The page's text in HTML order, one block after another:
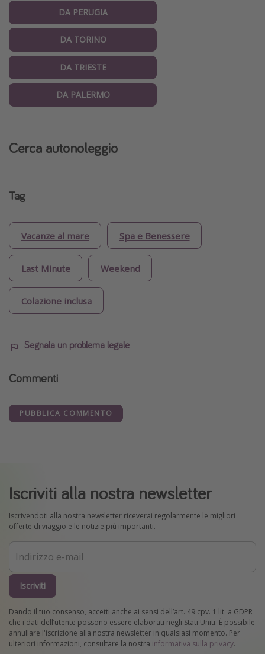
DA PERUGIA
DA TORINO
DA TRIESTE
DA PALERMO
Cerca autonoleggio
Tag
Vacanze al mare Spa e Benessere
Last Minute Weekend
Colazione inclusa
Segnala un problema legale
Commenti
PUBBLICA COMMENTO
Iscriviti alla nostra newsletter
Iscrivendoti alla nostra newsletter riceverai regolarmente le migliori
offerte di viaggio e le notizie più importanti.
Iscriviti
Dando il tuo consenso, accetti anche ai sensi dell’art. 49 cpv. 1 lit. a GDPR
che i dati dell’utente possono essere elaborati negli Stati Uniti. È possibile
annullare l'iscrizione alla nostra newsletter in qualsiasi momento. Per
ulteriori informazioni, consultare la nostra informativa sulla privacy.